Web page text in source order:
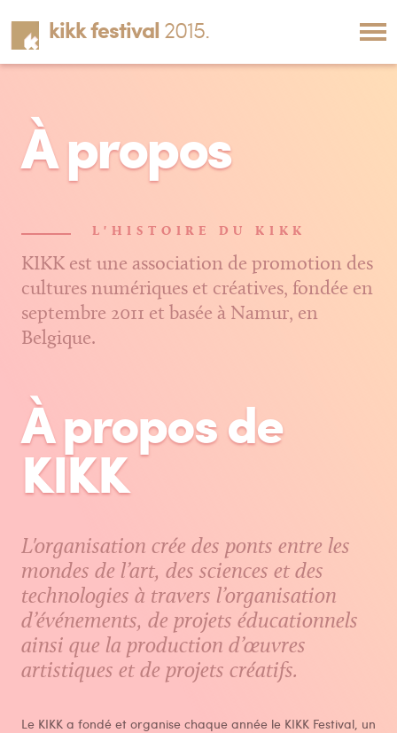
kikk festival 2015.
ENGLISH.
À propos
L'HISTOIRE DU KIKK
KIKK est une association de promotion des
cultures numériques et créatives, fondée en
septembre 2011 et basée à Namur, en
Belgique.
À propos de
KIKK
L'organisation crée des ponts entre les
mondes de l’art, des sciences et des
technologies à travers l’organisation
d’événements, de projets éducationnels
ainsi que la production d’œuvres
artistiques et de projets créatifs.
Le KIKK a fondé et organise chaque année le KIKK Festival, un